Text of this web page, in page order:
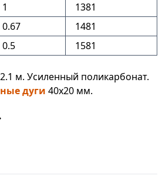
1
1381
0.67
1481
0.5 1581
м. Усиленный поликарбонат.
дуги 40х20 мм.